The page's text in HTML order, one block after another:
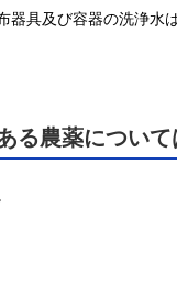
具及び容器の洗浄
る農薬につい